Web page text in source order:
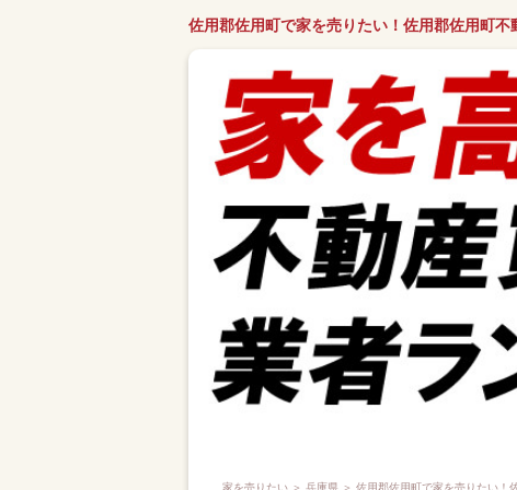
佐用郡佐用町で家を売りたい！佐用郡佐用町不
家を売りたい ＞ 兵庫県 ＞ 佐用郡佐用町で家を売りたい！